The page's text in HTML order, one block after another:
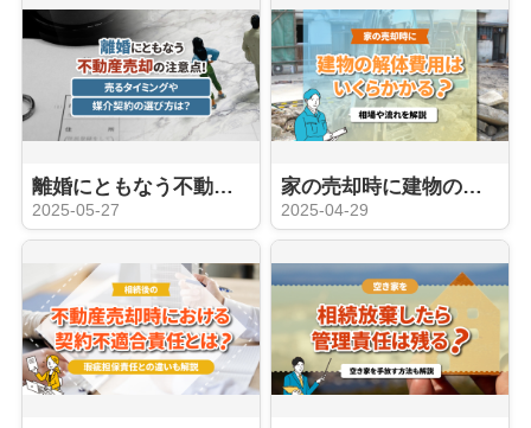
離婚にともなう不動産売却の注意点！売るタイミングや媒介契約の選び方は？
2025-05-27
家の売却時に建物の解体費用はいくらかかる？相場や流れを解説
2025-04-29